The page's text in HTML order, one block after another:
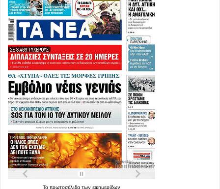
Τα πρωτοσέλιδα των εφημερίδων